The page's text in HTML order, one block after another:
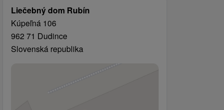
Liečebný dom Rubín
Kúpeľná 106
962 71 Dudince
Slovenská republika